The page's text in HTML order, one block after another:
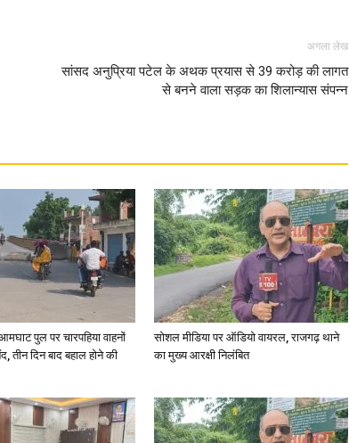
अगला लेख
सांसद अनुप्रिया पटेल के अथक प्रयास से 39 करोड़ की लागत
से बनने वाला सड़क का शिलान्यास संपन्न
पुल पर चारपहिया वाहनों
तीन दिन बाद बहाल होने की
सोशल मीडिया पर ऑडियो वायरल, राजगढ़ थाने
का मुख्य आरक्षी निलंबित